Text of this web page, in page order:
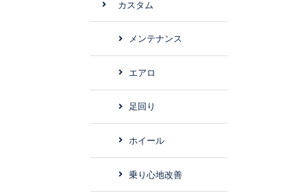
カスタム
メンテナンス
エアロ
足回り
ホイール
乗り心地改善